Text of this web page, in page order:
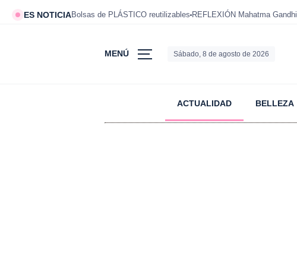
ES NOTICIABolsas de PLÁSTICO reutilizables REFLEXIÓN Mahatma Gandhi
MENÚ Sábado, 8 de agosto de 2026
ACTUALIDAD BELLEZA